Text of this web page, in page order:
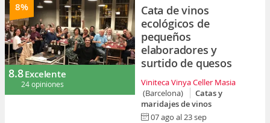
8%
8.8Excelente
24 opiniones
Cata de vinos
ecológicos de
pequeños
elaboradores y
surtido de quesos
Viniteca Vinya Celler Masia
(Barcelona)
Catas y
maridajes de vinos
07 ago al 23 sep